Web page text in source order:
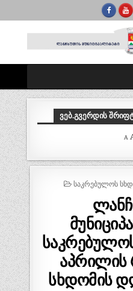
ᲕᲔᲑ.ᲒᲕᲔᲠᲓᲘᲡ
A
POSTED
ᲡᲐᲙᲠᲔᲑᲣᲚᲝᲡ
აპრილის
სხდომის